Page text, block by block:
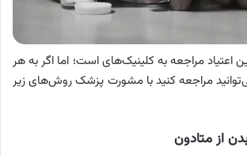
اعتیاد مراجعه به کلینیک‌های است؛ اما اگر به هر
مراجعه کنید با مشورت پزشک روش‌های زیر
از متادون